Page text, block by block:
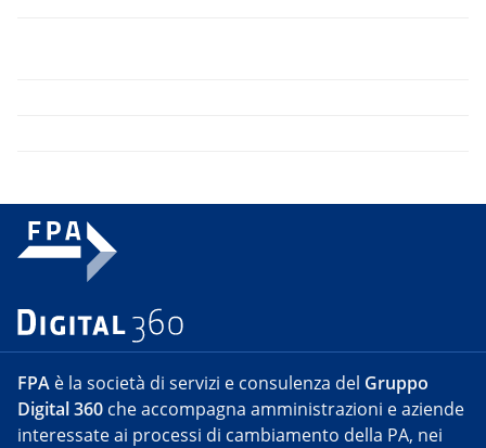
FPA è la società di servizi e consulenza del Gruppo
Digital 360 che accompagna amministrazioni e aziende
interessate ai processi di cambiamento della PA, nei